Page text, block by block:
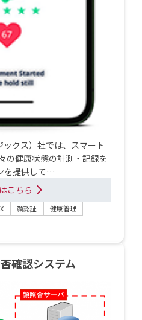
クス）社では、スマート
の健康状態の計測・記録を
を提供して…
こちら
顔認証
健康管理
確認システム